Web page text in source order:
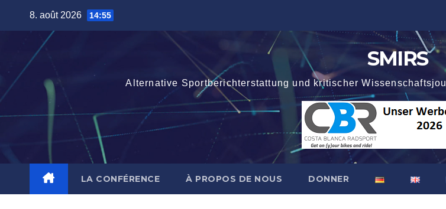
8. août 2026 14:55
SMIRS
Alternative Sportberichterstattung und kritischer
LA CONFÉRENCE À PROPOS DE NOUS DONNER